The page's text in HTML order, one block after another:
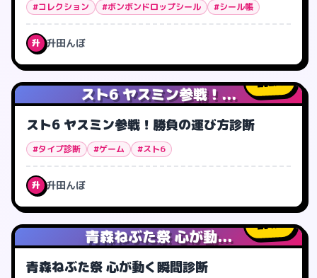
#コレクション #ボンボンドロップシール #シール帳
升 升田んぼ
スト6 ヤスミン参戦！...
2人
スト6 ヤスミン参戦！勝負の運び方診断
#タイプ診断 #ゲーム #スト6
升 升田んぼ
青森ねぶた祭 心が動...
4人
青森ねぶた祭 心が動く瞬間診断